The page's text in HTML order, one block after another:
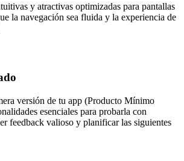
y atractivas optimizadas para pantallas
la navegación sea fluida y la experiencia de
versión de tu app (Producto Mínimo
esenciales para probarla con
feedback valioso y planificar las siguientes